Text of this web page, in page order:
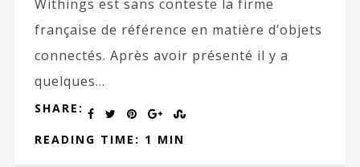
Withings est sans conteste la firme
française de référence en matière d’objets
connectés. Après avoir présenté il y a
quelques...
SHARE:
READING TIME: 1 MIN